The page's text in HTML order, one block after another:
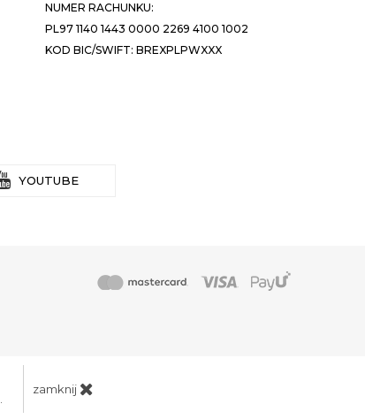
NUMER RACHUNKU:
PL97 1140 1443 0000 2269 4100 1002
KOD BIC/SWIFT: BREXPLPWXXX
YOUTUBE
zamknij